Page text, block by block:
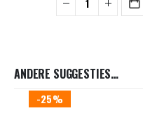
ANDERE SUGGESTIES…
-25%